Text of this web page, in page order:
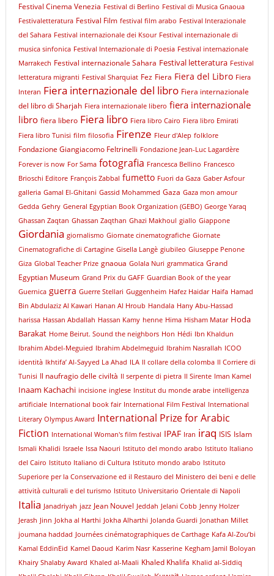
Festival Cinema Venezia Festival di Berlino Festival di Musica Gnaoua
Festivaletteratura Festival Film festival film arabo Festival Interazionale
del Sahara Festival internazionale dei Ksour Festival internazionale di
musica sinfonica Festival Internazionale di Poesia Festival internazionale
Marrakech Festival internazionale Sahara Festival letteratura Festival
letteratura migranti Festival Sharquiat Fez Fiera Fiera del Libro Fiera
Interan Fiera internazionale del libro Fiera internazionale
del libro di Sharjah Fiera internazionale libero fiera internazionale
libro fiera libero Fiera libro Fiera libro Cairo Fiera libro Emirati
Fiera libro Tunisi film filosofia Firenze Fleur d'Alep folklore
Fondazione Giangiacomo Feltrinelli Fondazione Jean-Luc Lagardère
Forever is now For Sama fotografia Francesca Bellino Francesco
Brioschi Editore François Zabbal fumetto Fuori da Gaza Gaber Asfour
galleria Gamal El-Ghitani Gassid Mohammed Gaza Gaza mon amour
Gedda Gehry General Egyptian Book Organization (GEBO) George Yaraq
Ghassan Zaqtan Ghassan Zaqthan Ghazi Makhoul giallo Giappone
Giordania giornalismo Giornate cinematografiche Giornate
Cinematografiche di Cartagine Gisella Langè giubileo Giuseppe Penone
Giza Global Teacher Prize gnaoua Golala Nuri grammatica Grand
Egyptian Museum Grand Prix du GAFF Guardian Book of the year
Guernica guerra Guerre Stellari Guggenheim Hafez Haidar Haifa Hamad
Bin Abdulaziz Al Kawari Hanan Al Hroub Handala Hany Abu-Hassad
harissa Hassan Abdallah Hassan Kamy henne Hima Hisham Matar Hoda
Barakat Home Beirut. Sound the neighbors Hon Hédi Ibn Khaldun
Ibrahim Abdel-Meguied Ibrahim Abdelmeguid Ibrahim Nasrallah ICOO
identità Ikhtifa’ Al-Sayyed La Ahad ILA Il collare della colomba Il Corriere di
Tunisi Il naufragio delle civiltà Il serpente di pietra Il Sirente Iman Kamel
Inaam Kachachi incisione inglese Institut du monde arabe intelligenza
artificiale International book fair International Film Festival International
Literary Olympus Award International Prize for Arabic
Fiction International Woman's film festival IPAF Iran iraq ISIS Islam
Ismali Khalidi Israele Issa Naouri Istituto del mondo arabo Istituto Italiano
del Cairo Istituto Italiano di Cultura Istituto mondo arabo Istituto
Superiore per la Conservazione ed il Restauro del Ministero dei beni e delle
attività culturali e del turismo Istituto Universitario Orientale di Napoli
Italia Janadriyah jazz Jean Nouvel Jeddah Jelani Cobb Jenny Holzer
Jerash Jinn Jokha al Harthi Jokha Alharthi Jolanda Guardi Jonathan Millet
joumana haddad Journées cinématographiques de Carthage Kafa Al-Zou’bi
Kamal EddinEid Kamel Daoud Karim Nasr Kasserine Kegham Jamil Boloyan
Khairy Shalaby Award Khaled al-Maali Khaled Khalifa Khalid al-Siddiq